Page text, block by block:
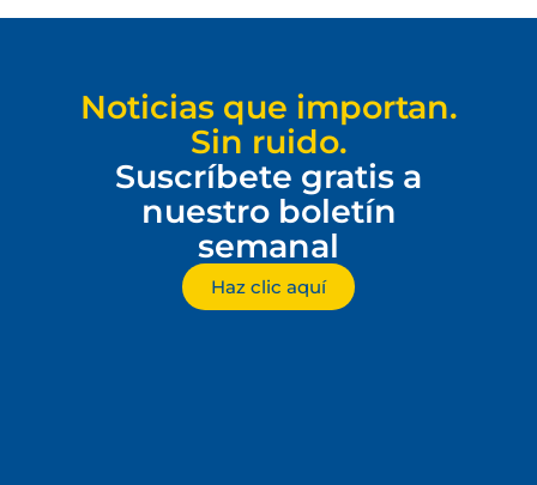
Noticias que importan.
Sin ruido.
Suscríbete gratis a
nuestro boletín
semanal
Haz clic aquí